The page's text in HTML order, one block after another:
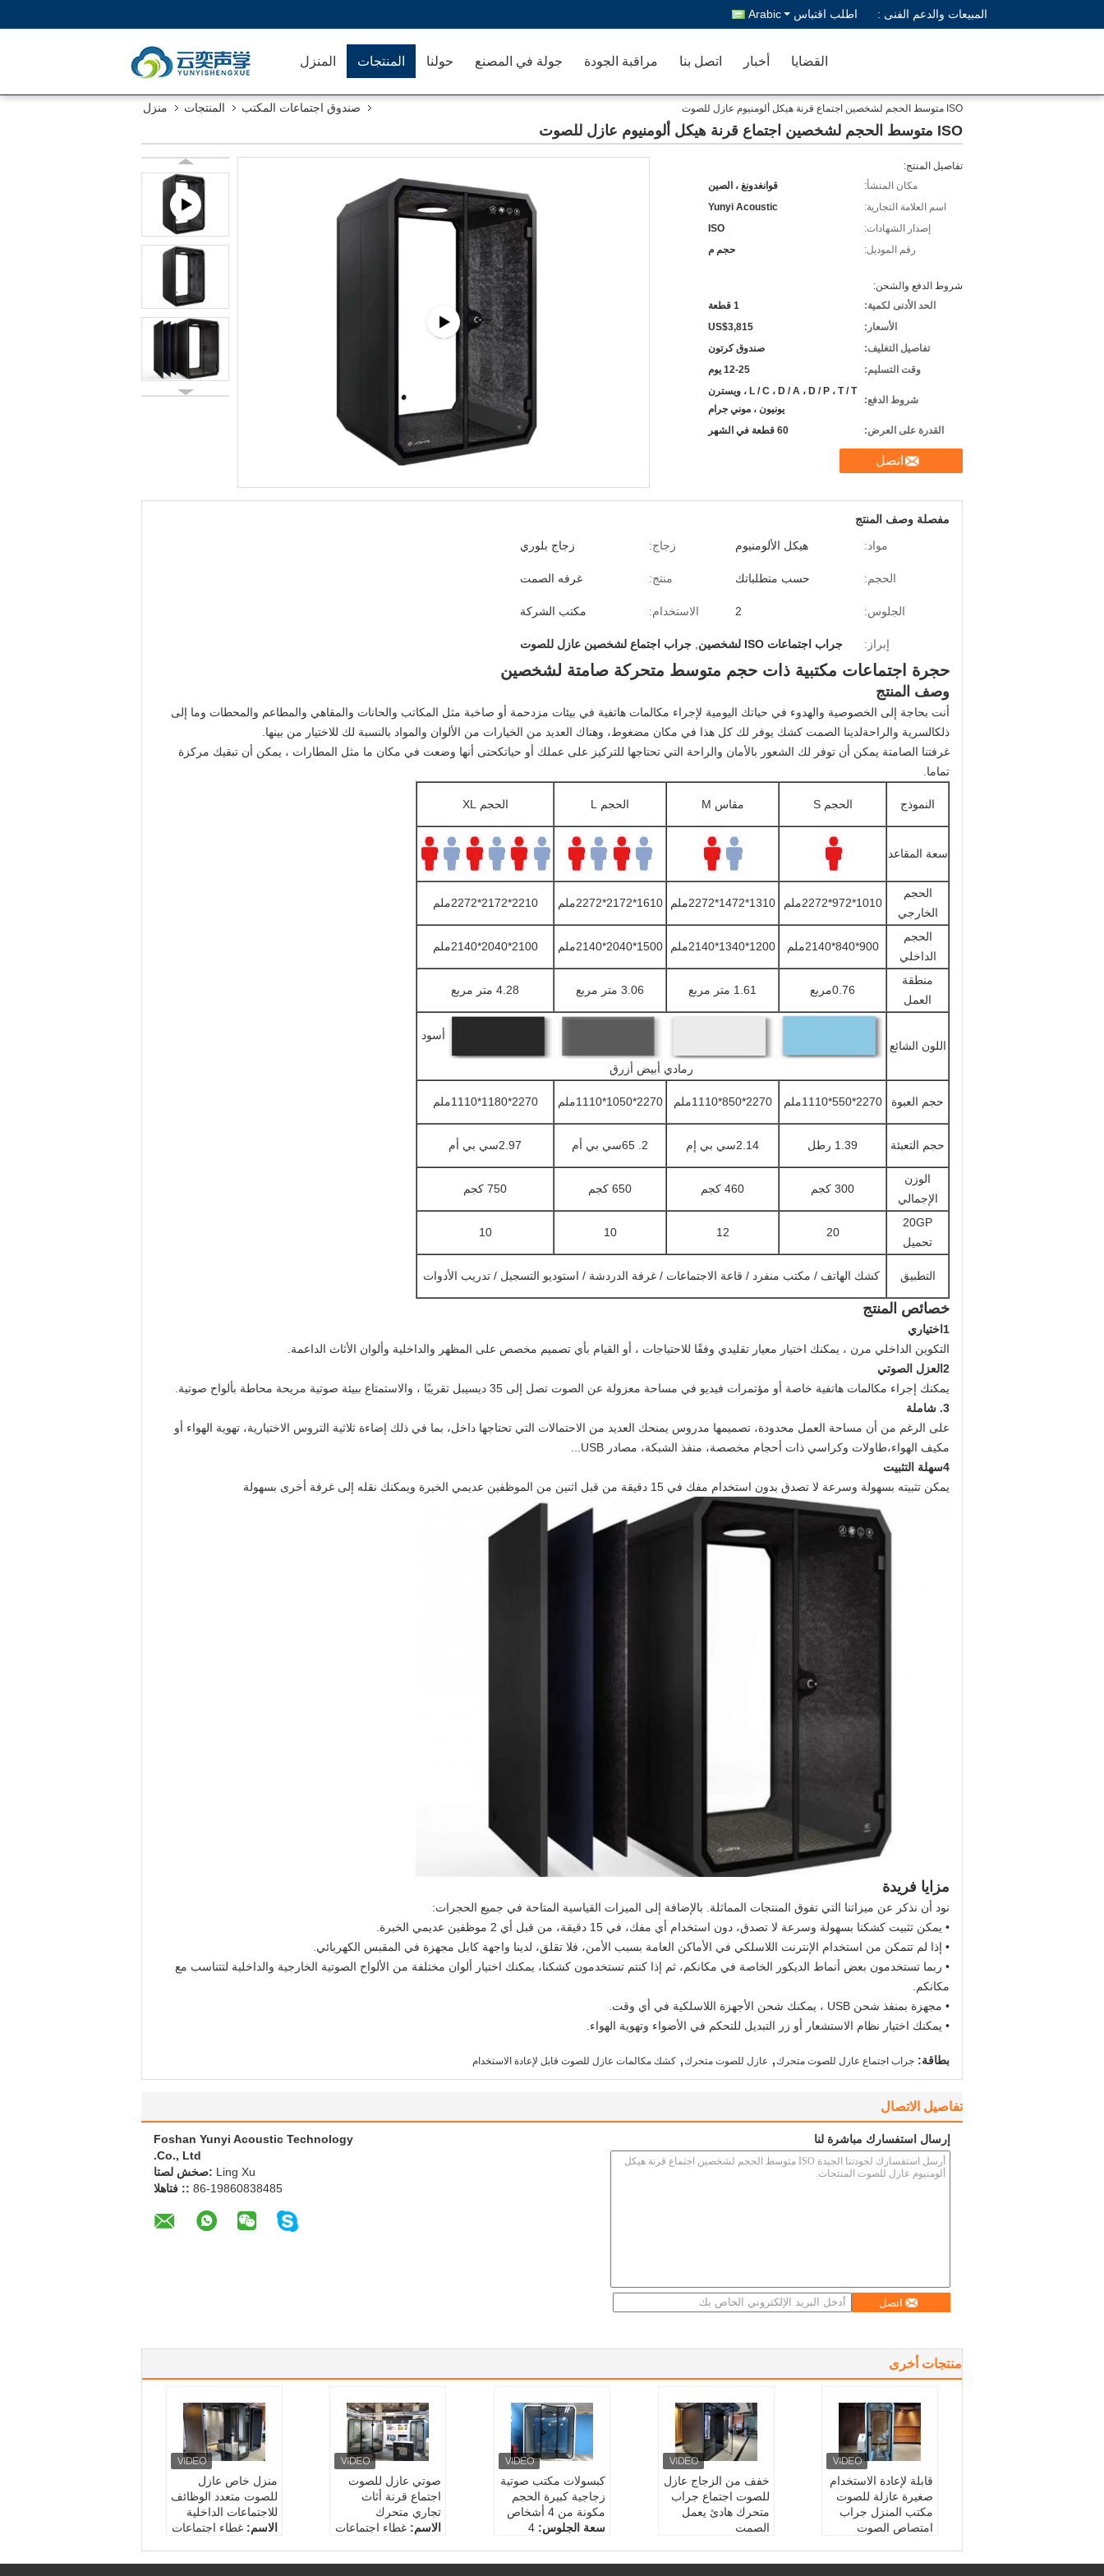
المبيعات والدعم الفنى : اطلب اقتباس Arabic
المنزل المنتجات حولنا جولة في المصنع مراقبة الجودة اتصل بنا أخبار القضايا
منزل المنتجات صندوق اجتماعات المكتب ISO متوسط ​​الحجم لشخصين اجتماع قرنة هيكل ألومنيوم عازل للصوت
ISO متوسط ​​الحجم لشخصين اجتماع قرنة هيكل ألومنيوم عازل للصوت
تفاصيل المنتج:
مكان المنشأ:
قوانغدونغ ، الصين
اسم العلامة التجارية:
Yunyi Acoustic
إصدار الشهادات:
ISO
رقم الموديل:
حجم م
شروط الدفع والشحن:
الحد الأدنى لكمية:
1 قطعة
الأسعار:
US$3,815
تفاصيل التغليف:
صندوق كرتون
وقت التسليم:
12-25 يوم
شروط الدفع:
L / C ، D / A ، D / P ، T / T ، ويسترن
يونيون ، موني جرام
القدرة على العرض:
60 قطعة في الشهر
اتصل
مفصلة وصف المنتج
مواد:
هيكل الألومنيوم زجاج: زجاج بلوري
الحجم: حسب متطلباتك منتج: غرفه الصمت
الجلوس: 2 الاستخدام: مكتب الشركة
إبراز: جراب اجتماعات ISO لشخصين جراب اجتماع لشخصين عازل للصوت
حجرة اجتماعات مكتبية ذات حجم متوسط متحركة صامتة لشخصين
وصف المنتج
أنت بحاجة إلى الخصوصية والهدوء في حياتك اليومية لإجراء مكالمات هاتفية في بيئات مزدحمة أو صاخبة مثل المكاتب والحانات والمقاهي والمطاعم والمحطات وما إلى
ذلكالسرية والراحةلدينا الصمت كشك يوفر لك كل هذا في مكان مضغوط، وهناك العديد من الخيارات من الألوان والمواد بالنسبة لك للاختيار من بينها.
غرفتنا الصامتة يمكن أن توفر لك الشعور بالأمان والراحة التي تحتاجها للتركيز على عملك أو حياتكحتى أنها وضعت في مكان ما مثل المطارات ، يمكن أن تبقيك مركزة
تماما.
النموذج الحجم S مقاس M الحجم L الحجم XL
سعة المقاعد
الحجم
الخارجي
1010*972*2272ملم 1310*1472*2272ملم 1610*2172*2272ملم 2210*2172*2272ملم
الحجم
الداخلي
900*840*2140ملم 1200*1340*2140ملم 1500*2040*2140ملم 2100*2040*2140ملم
منطقة
العمل
0.76مربع 1.61 متر مربع 3.06 متر مربع 4.28 متر مربع
اللون الشائع
أسود
رمادي أبيض أزرق
حجم العبوة 2270*550*1110ملم 2270*850*1110ملم 2270*1050*1110ملم 2270*1180*1110ملم
حجم التعبئة 1.39 رطل 2.14سي بي إم 2. 65سي بي أم 2.97سي بي أم
الوزن
الإجمالي
300 كجم 460 كجم 650 كجم 750 كجم
20GP
تحميل
20
12
10
10
التطبيق كشك الهاتف / مكتب منفرد / قاعة الاجتماعات / غرفة الدردشة / استوديو التسجيل / تدريب الأدوات
خصائص المنتج
1اختياري
التكوين الداخلي مرن ، يمكنك اختيار معيار تقليدي وفقًا للاحتياجات ، أو القيام بأي تصميم مخصص على المظهر والداخلية وألوان الأثاث الداعمة.
2العزل الصوتي
يمكنك إجراء مكالمات هاتفية خاصة أو مؤتمرات فيديو في مساحة معزولة عن الصوت تصل إلى 35 ديسيبل تقريبًا ، والاستمتاع ببيئة صوتية مريحة محاطة بألواح صوتية.
3. شاملة
على الرغم من أن مساحة العمل محدودة، تصميمها مدروس يمنحك العديد من الاحتمالات التي تحتاجها داخل، بما في ذلك إضاءة ثلاثية التروس الاختيارية، تهوية الهواء أو
مكيف الهواء،طاولات وكراسي ذات أحجام مخصصة، منفذ الشبكة، مصادر USB...
4سهلة التثبيت
يمكن تثبيته بسهولة وسرعة لا تصدق بدون استخدام مفك في 15 دقيقة من قبل اثنين من الموظفين عديمي الخبرة ويمكنك نقله إلى غرفة أخرى بسهولة
مزايا فريدة
نود أن نذكر عن ميزاتنا التي تفوق المنتجات المماثلة. بالإضافة إلى الميزات القياسية المتاحة في جميع الحجرات:
• يمكن تثبيت كشكنا بسهولة وسرعة لا تصدق، دون استخدام أي مفك، في 15 دقيقة، من قبل أي 2 موظفين عديمي الخبرة.
• إذا لم تتمكن من استخدام الإنترنت اللاسلكي في الأماكن العامة بسبب الأمن، فلا تقلق، لدينا واجهة كابل مجهزة في المقبس الكهربائي.
• ربما تستخدمون بعض أنماط الديكور الخاصة في مكانكم، ثم إذا كنتم تستخدمون كشكنا، يمكنك اختيار ألوان مختلفة من الألواح الصوتية الخارجية والداخلية لتتناسب مع
مكانكم.
• مجهزة بمنفذ شحن USB ، يمكنك شحن الأجهزة اللاسلكية في أي وقت.
• يمكنك اختيار نظام الاستشعار أو زر التبديل للتحكم في الأضواء وتهوية الهواء.
بطاقة: جراب اجتماع عازل للصوت متحرك, عازل للصوت متحرك, كشك مكالمات عازل للصوت قابل لإعادة الاستخدام
تفاصيل الاتصال
Foshan Yunyi Acoustic Technology
Co., Ltd.
اتصل شخص: Ling Xu
الهاتف :: 86-19860838485
إرسال استفسارك مباشرة لنا
اتصل
منتجات أخرى
منزل خاص عازل
للصوت متعدد الوظائف
للاجتماعات الداخلية
الاسم:غطاء اجتماعات
صوتي عازل للصوت
اجتماع قرنة أثاث
تجاري متحرك
الاسم: غطاء اجتماعات
كبسولات مكتب صوتية
زجاجية كبيرة الحجم
مكونة من 4 أشخاص
سعة الجلوس:4
خفف من الزجاج عازل
للصوت اجتماع جراب
متحرك هادئ يعمل
الصمت
قابلة لإعادة الاستخدام
صغيرة عازلة للصوت
مكتب المنزل جراب
امتصاص الصوت